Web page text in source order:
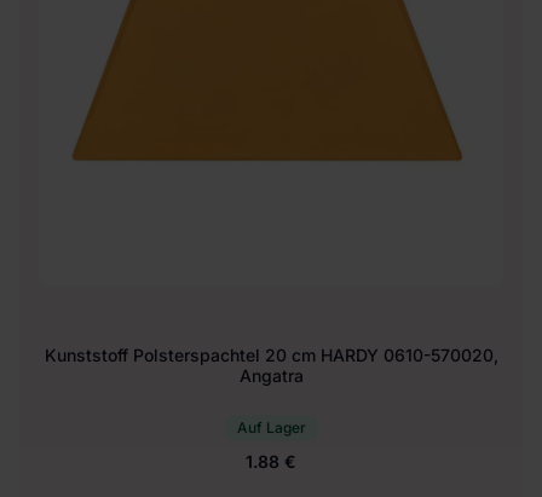
Kunststoff Polsterspachtel 20 cm HARDY 0610-570020,
Angatra
Auf Lager
1.88 €